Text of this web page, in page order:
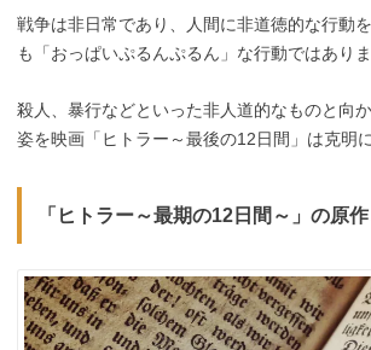
戦争は非日常であり、人間に非道徳的な行動
も「おっぱいぷるんぷるん」な行動ではありま
殺人、暴行などといった非人道的なものと向
姿を映画「ヒトラー～最後の12日間」は克明
「ヒトラー～最期の12日間～」の原